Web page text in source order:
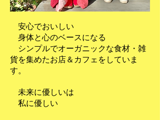
安心でおいしい
身体と心のベースになる
シンプルでオーガニックな食材・雑
貨を集めたお店＆カフェをしていま
す。
未来に優しいは
私に優しい